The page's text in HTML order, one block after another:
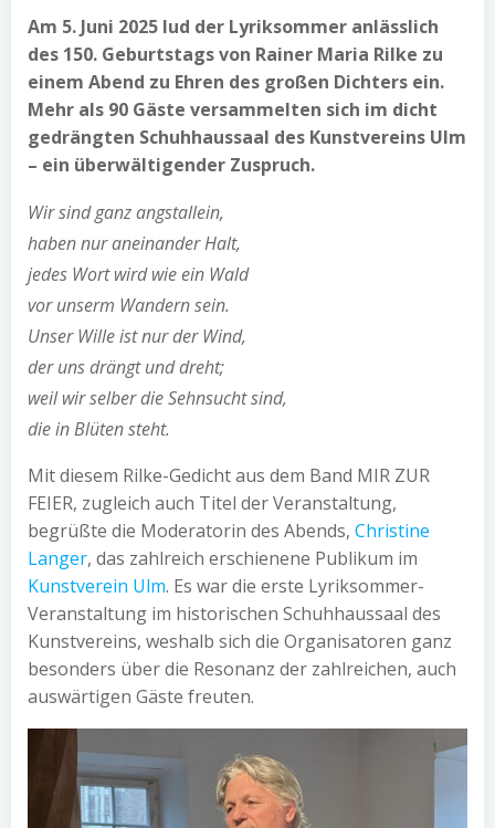
Am 5. Juni 2025 lud der Lyriksommer anlässlich
des 150. Geburtstags von Rainer Maria Rilke zu
einem Abend zu Ehren des großen Dichters ein.
Mehr als 90 Gäste versammelten sich im dicht
gedrängten Schuhhaussaal des Kunstvereins Ulm
– ein überwältigender Zuspruch.
Wir sind ganz angstallein,
haben nur aneinander Halt,
jedes Wort wird wie ein Wald
vor unserm Wandern sein.
Unser Wille ist nur der Wind,
der uns drängt und dreht;
weil wir selber die Sehnsucht sind,
die in Blüten steht.
Mit diesem Rilke-Gedicht aus dem Band MIR ZUR
FEIER, zugleich auch Titel der Veranstaltung,
begrüßte die Moderatorin des Abends, Christine
Langer, das zahlreich erschienene Publikum im
Kunstverein Ulm. Es war die erste Lyriksommer-
Veranstaltung im historischen Schuhhaussaal des
Kunstvereins, weshalb sich die Organisatoren ganz
besonders über die Resonanz der zahlreichen, auch
auswärtigen Gäste freuten.